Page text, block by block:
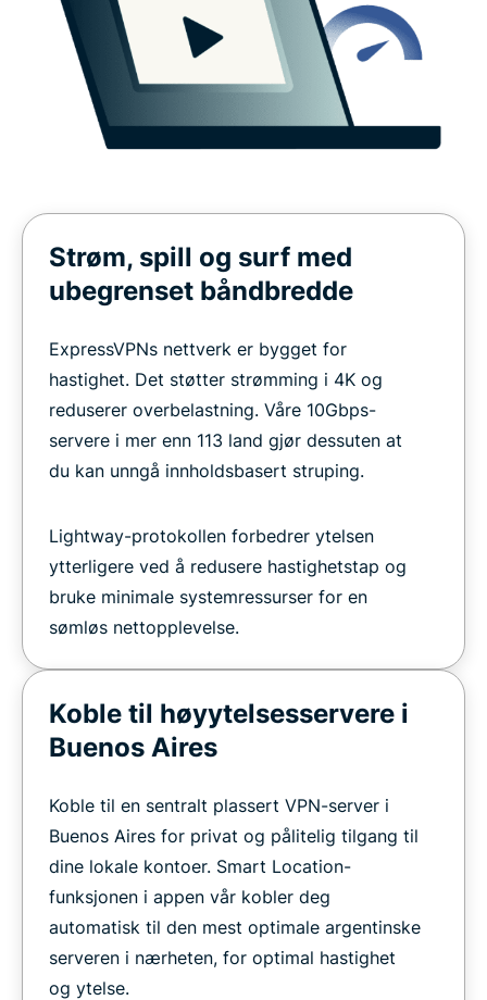
Strøm, spill og surf med
ubegrenset båndbredde
ExpressVPNs nettverk er bygget for
hastighet. Det støtter strømming i 4K og
reduserer overbelastning. Våre 10Gbps-
servere i mer enn 113 land gjør dessuten at
du kan unngå innholdsbasert struping.
Lightway-protokollen forbedrer ytelsen
ytterligere ved å redusere hastighetstap og
bruke minimale systemressurser for en
sømløs nettopplevelse.
Koble til høyytelsesservere i
Buenos Aires
Koble til en sentralt plassert VPN-server i
Buenos Aires for privat og pålitelig tilgang til
dine lokale kontoer. Smart Location-
funksjonen i appen vår kobler deg
automatisk til den mest optimale argentinske
serveren i nærheten, for optimal hastighet
og ytelse.